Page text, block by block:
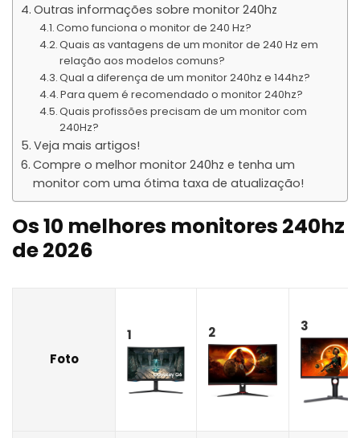
Outras informações sobre monitor 240hz
Como funciona o monitor de 240 Hz?
Quais as vantagens de um monitor de 240 Hz em
relação aos modelos comuns?
Qual a diferença de um monitor 240hz e 144hz?
Para quem é recomendado o monitor 240hz?
Quais profissões precisam de um monitor com
240Hz?
Veja mais artigos!
Compre o melhor monitor 240hz e tenha um
monitor com uma ótima taxa de atualização!
Os 10 melhores monitores 240hz
de 2026
Foto
1 2 3